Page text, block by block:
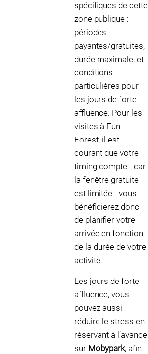
spécifiques de cette
zone publique :
périodes
payantes/gratuites,
durée maximale, et
conditions
particulières pour
les jours de forte
affluence. Pour les
visites à Fun
Forest, il est
courant que votre
timing compte—car
la fenêtre gratuite
est limitée—vous
bénéficierez donc
de planifier votre
arrivée en fonction
de la durée de votre
activité.
Les jours de forte
affluence, vous
pouvez aussi
réduire le stress en
réservant à l’avance
sur Mobypark, afin